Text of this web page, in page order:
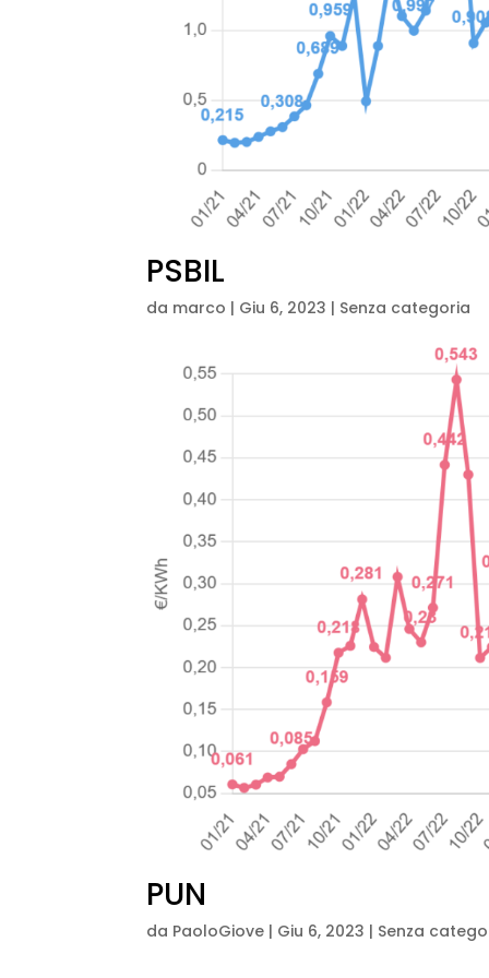
PSBIL
da marco | Giu 6, 2023 | Senza categoria
PUN
da PaoloGiove | Giu 6, 2023 | Senza